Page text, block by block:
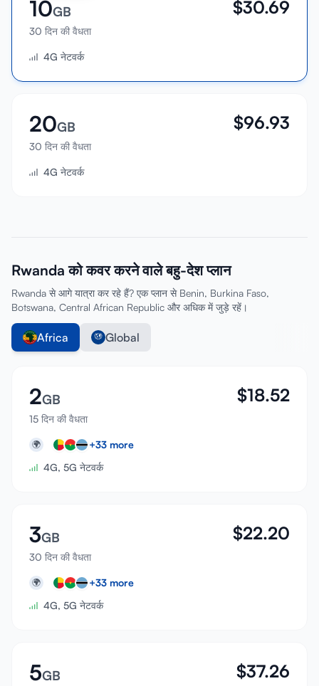
10GB
30 दिन की वैधता
$30.69
4G नेटवर्क
20GB
30 दिन की वैधता
$96.93
4G नेटवर्क
Rwanda को कवर करने वाले बहु-देश प्लान
Rwanda से आगे यात्रा कर रहे हैं? एक प्लान से Benin, Burkina Faso,
Botswana, Central African Republic और अधिक में जुड़े रहें।
Africa Global
2GB
15 दिन की वैधता
$18.52
🌍 +33 more
4G, 5G नेटवर्क
3GB
30 दिन की वैधता
$22.20
🌍 +33 more
4G, 5G नेटवर्क
5GB $37.26